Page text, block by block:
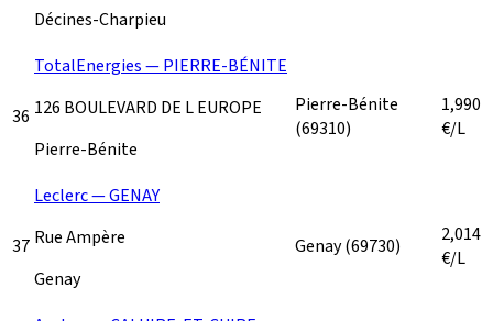
Décines-Charpieu
36
TotalEnergies — PIERRE-BÉNITE
126 BOULEVARD DE L EUROPE
Pierre-Bénite
Pierre-Bénite
(69310)
1,990
€/L
37
Leclerc — GENAY
Rue Ampère
Genay
Genay(69730)
2,014
€/L